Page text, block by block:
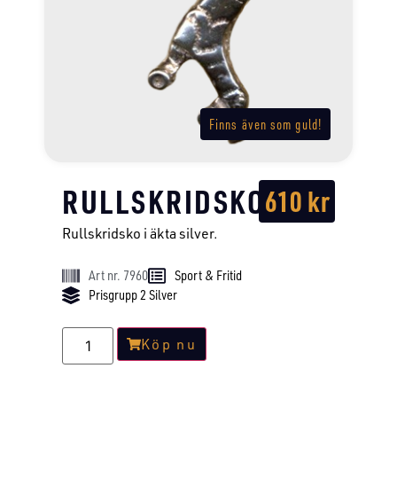
Finns även som guld!
RULLSKRIDSKO610kr
Rullskridsko i äkta silver.
Art nr. 7960
Sport & Fritid
Prisgrupp 2 Silver
Köp nu